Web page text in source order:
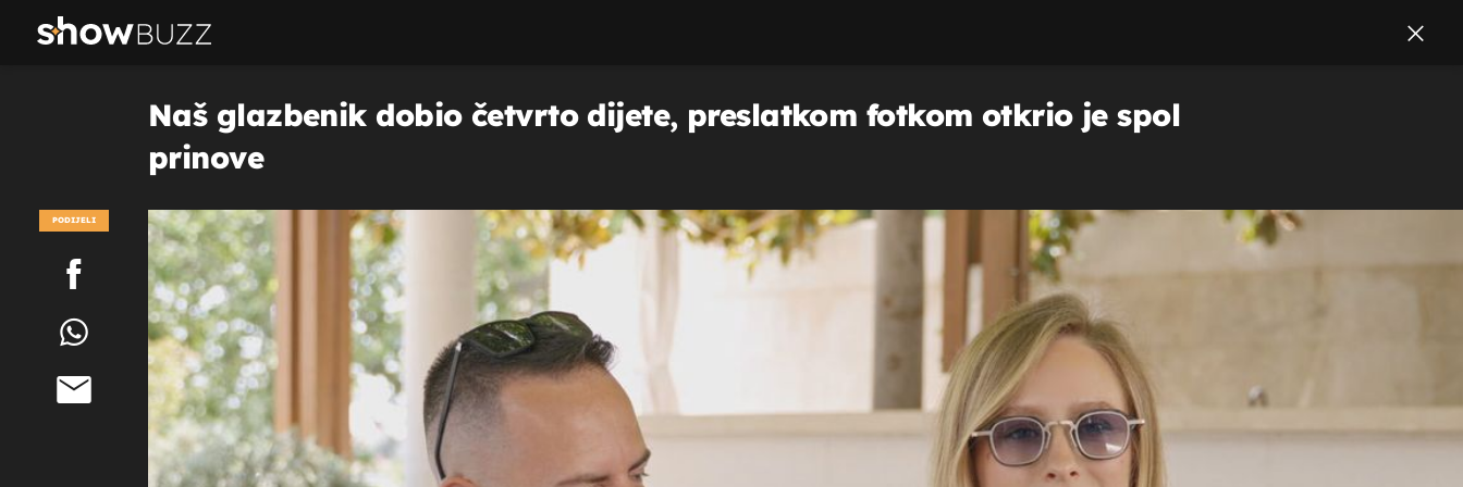
Naš glazbenik dobio četvrto dijete, preslatkom fotkom otkrio je spol
prinove
PODIJELI
POGLEDAJ